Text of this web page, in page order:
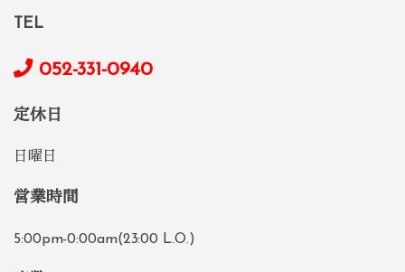
TEL
052-331-0940
定休日
日曜日
営業時間
5:00pm-0:00am(23:00 L.O.)